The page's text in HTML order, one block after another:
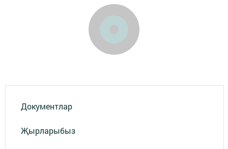
Документлар
Җырларыбыз